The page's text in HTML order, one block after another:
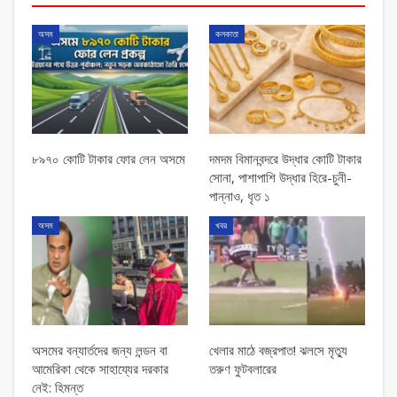
অসম
৮৯৭০ কোটি টাকার ফোর লেন অসমে
কলকাতা
দমদম বিমানবন্দরে উদ্ধার কোটি টাকার
সোনা, পাশাপাশি উদ্ধার হিরে-চুনী-
পান্নাও, ধৃত ১
অসম
অসমের বন্যার্তদের জন্য লন্ডন বা
আমেরিকা থেকে সাহায্যের দরকার
নেই: হিমন্ত
খবর
খেলার মাঠে বজ্রপাত! ঝলসে মৃত্যু
তরুণ ফুটবলারের